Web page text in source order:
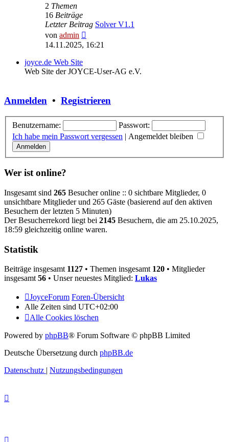
2 Themen
16 Beiträge
Letzter Beitrag Solver V1.1
von admin
Beitrag
14.11.2025, 16:21
joyce.de Web Site
Web Site der JOYCE-User-AG e.V.
Anmelden • Registrieren
Benutzername:
Passwort:
Ich habe mein Passwort vergessen | Angemeldet bleiben
Wer ist online?
Insgesamt sind 265 Besucher online :: 0 sichtbare Mitglieder, 0
unsichtbare Mitglieder und 265 Gäste (basierend auf den aktiven
Besuchern der letzten 5 Minuten)
Der Besucherrekord liegt bei 2145 Besuchern, die am 25.10.2025,
18:59 gleichzeitig online waren.
Statistik
Beiträge insgesamt 1127 • Themen insgesamt 120 • Mitglieder
insgesamt 56 • Unser neuestes Mitglied: Lukas
JoyceForum Foren-Übersicht
Alle Zeiten sind UTC+02:00
Alle Cookies löschen
Powered by phpBB® Forum Software © phpBB Limited
Deutsche Übersetzung durch phpBB.de
Datenschutz | Nutzungsbedingungen